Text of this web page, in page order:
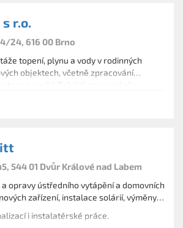
s r.o.
24, 616 00 Brno
topení, plynu a vody v rodinných
objektech, včetně zpracování
systémů a tepelných čerpadel včetně
domácnostech, ale i v průmyslových
spotřebičů.
544 01 Dvůr Králové nad Labem
opravy ústředního vytápění a domovních
zařízení, instalace solárií, výměny
i instalatérské práce.